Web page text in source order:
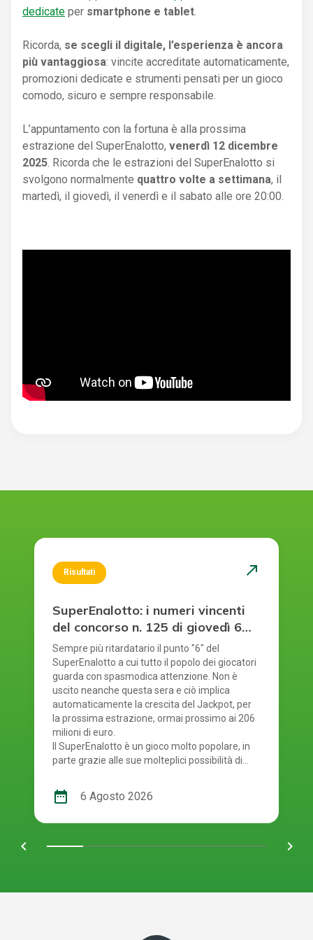
dedicate per smartphone e tablet
Ricorda, se scegli il digitale, l’esperienza è ancora
più vantaggiosa: vincite accreditate automaticamente,
promozioni dedicate e strumenti pensati per un gioco
comodo, sicuro e sempre responsabile.
L’appuntamento con la fortuna è alla prossima
estrazione del SuperEnalotto, venerdì 12 dicembre
2025 . Ricorda che le estrazioni del SuperEnalotto si
svolgono normalmente quattro volte a settimana, il
martedì, il giovedì, il venerdì e il sabato alle ore 20:00.
Risultati north_east
SuperEnalotto: i numeri vincenti
del concorso n. 125 di giovedì 6
agosto 2026
Sempre più ritardatario il punto "6" del
SuperEnalotto a cui tutto il popolo dei giocatori
guarda con spasmodica attenzione. Non è
uscito neanche questa sera e ciò implica
automaticamente la crescita del Jackpot, per
la prossima estrazione, ormai prossimo ai 206
milioni di euro.
Il SuperEnalotto è un gioco molto popolare, in
parte grazie alle sue molteplici possibilità di
estrazione bisogna verificare diversi risultati.
Per gestire tutto facilmente e rapidamente,
semplice incassare eventuali vincite E' giunto il
date_range 6 Agosto 2026
chevron_left navigate_next